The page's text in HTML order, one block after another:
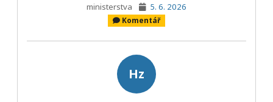
ministerstva
5. 6. 2026
Komentář
Hz